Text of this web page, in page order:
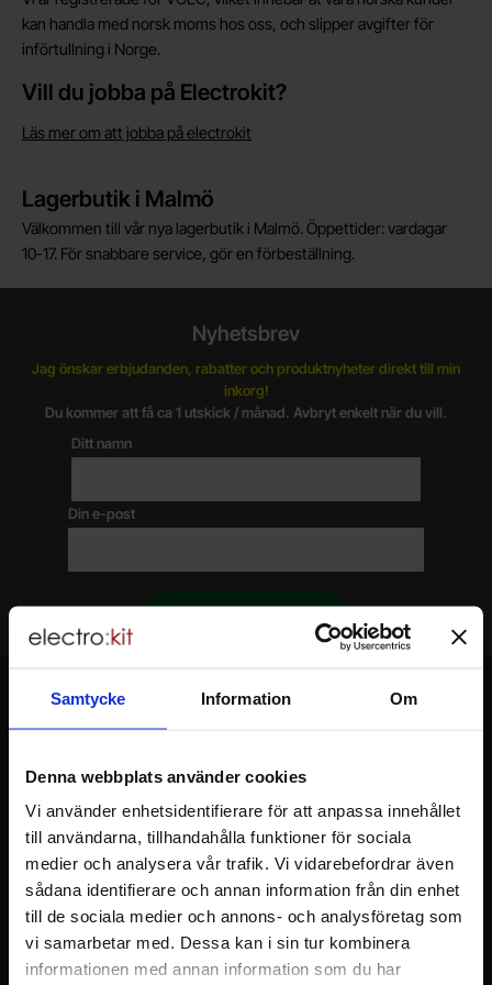
Samtycke Information Om
Denna webbplats använder cookies
Vi använder enhetsidentifierare för att anpassa innehållet
till användarna, tillhandahålla funktioner för sociala
medier och analysera vår trafik. Vi vidarebefordrar även
sådana identifierare och annan information från din enhet
till de sociala medier och annons- och analysföretag som
vi samarbetar med. Dessa kan i sin tur kombinera
informationen med annan information som du har
kan handla med norsk moms hos oss, och slipper avgifter för
införtullning i Norge.
Vill du jobba på Electrokit?
Läs mer om att jobba på electrokit
Lagerbutik i Malmö
Välkommen till vår nya lagerbutik i Malmö. Öppettider: vardagar
10-17. För snabbare service, gör en förbeställning.
Nyhetsbrev
Jag önskar erbjudanden, rabatter och produktnyheter direkt till min
inkorg!
Du kommer att få ca 1 utskick / månad. Avbryt enkelt när du vill.
Ditt namn
Din e-post
Sidfot Blandad info och länkar
Allmänt
Att handla hos oss
Kundtjänst